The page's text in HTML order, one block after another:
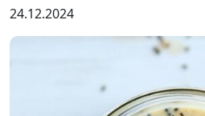
24.12.2024